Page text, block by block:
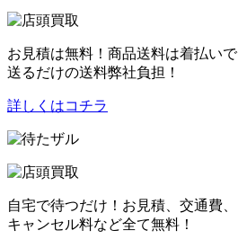
お見積は無料！商品送料は着払いで
送るだけの送料弊社負担！
詳しくはコチラ
自宅で待つだけ！お見積、交通費、
キャンセル料など全て無料！